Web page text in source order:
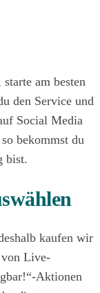
am besten
den Service und
Social Media
bekommst du
bist.
kaufen wir
Live-
Aktionen